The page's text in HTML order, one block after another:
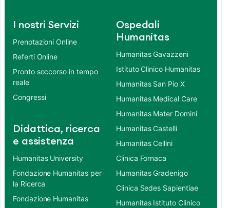
I nostri Servizi
Prenotazioni Online
Referti Online
Pronto soccorso in tempo
reale
Congressi
Didattica, ricerca
e assistenza
Humanitas University
Fondazione Humanitas per
la Ricerca
Fondazione Humanitas
Ospedali
Humanitas
Humanitas Gavazzeni
Istituto Clinico Humanitas
Humanitas San Pio X
Humanitas Medical Care
Humanitas Mater Domini
Humanitas Castelli
Humanitas Cellini
Clinica Fornaca
Humanitas Gradenigo
Clinica Sedes Sapientiae
Humanitas Istituto Clinico